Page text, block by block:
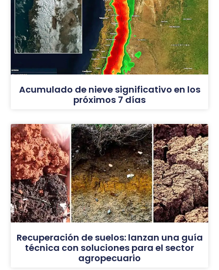
Acumulado de nieve significativo en los
próximos 7 días
Recuperación de suelos: lanzan una guía
técnica con soluciones para el sector
agropecuario